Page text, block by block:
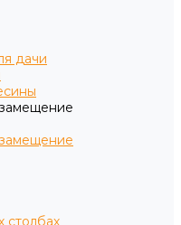
дачи
столбах